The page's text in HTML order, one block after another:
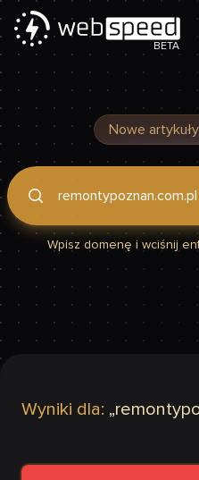
BETA
Nowe
Podaj domenę, by sprawdzić,
Wpisz domenę i wciśnij
Wyniki dla: „